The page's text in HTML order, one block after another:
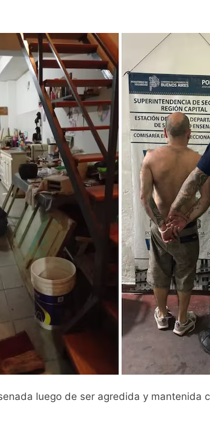
luego de ser agredida y mantenida